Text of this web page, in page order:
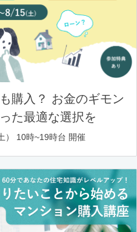
購入？ お金のギモン
た最適な選択を
） 10時~19時台 開催